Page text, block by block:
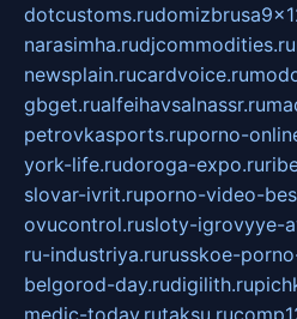
dotcustoms.ru
narasimha.rudjcommodities.ru
newsplain.rucardvoice.ru
gbget.rualfeihavsalnassr.ru
petrovkasports.ruporno-
york-life.rudoroga-expo.ru
slovar-ivrit.ruporno-video-
ovucontrol.rusloty-igrovyye-
ru-industriya.rurusskoe-
belgorod-day.rudigilith.ru
medic-today.rutaksu.ru